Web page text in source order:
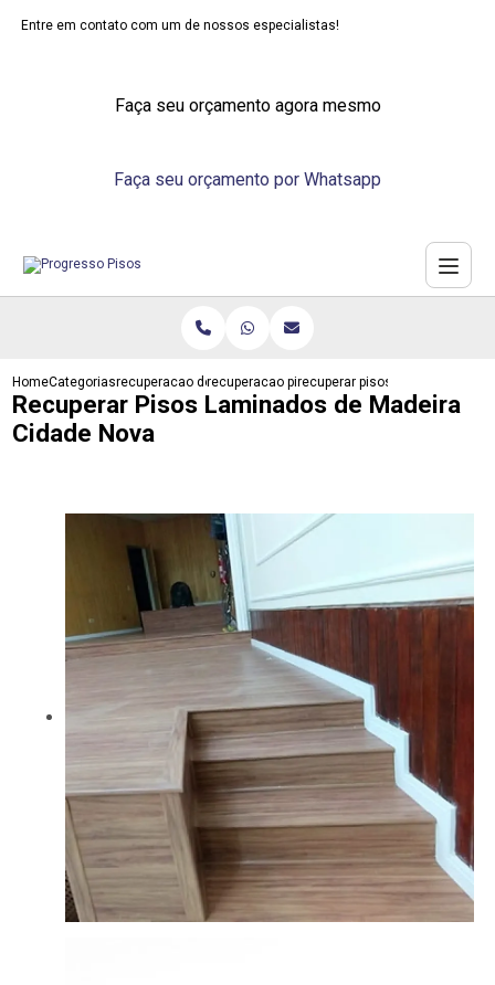
Entre em contato com um de nossos especialistas!
Faça seu orçamento agora mesmo
Faça seu orçamento por Whatsapp
HomeCategoriasrecuperacao de pisosrecuperacao piso tacorecuperar pisos laminados de
Recuperar Pisos Laminados de Madeira
Cidade Nova